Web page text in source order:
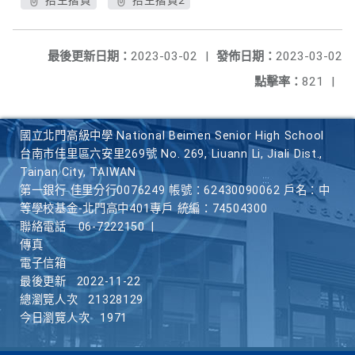
發佈日期： 2023-03-02
最後更新日期： 2023-03-02
|
點擊率： 821 |
國立北門高級中學 National Beimen Senior High School
台南市佳里區六安里269號 No. 269, Liuann Li, Jiali Dist.,
Tainan City, TAIWAN
第一銀行 佳里分行0076249 帳號：62430090062 戶名：中
等學校基金-北門高中401專戶 統編：74504300
聯絡電話
06-7222150
傳真
電子信箱
最後更新
2022-11-22
總瀏覽人次
21328129
今日瀏覽人次
1971